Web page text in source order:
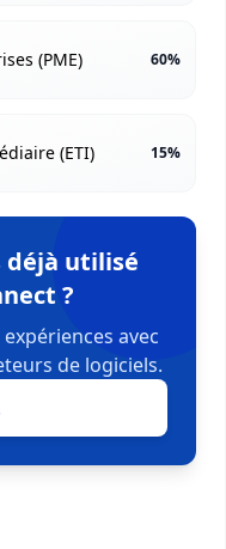
(PME) 60%
(ETI) 15%
déjà utilisé
?
avec
de logiciels.